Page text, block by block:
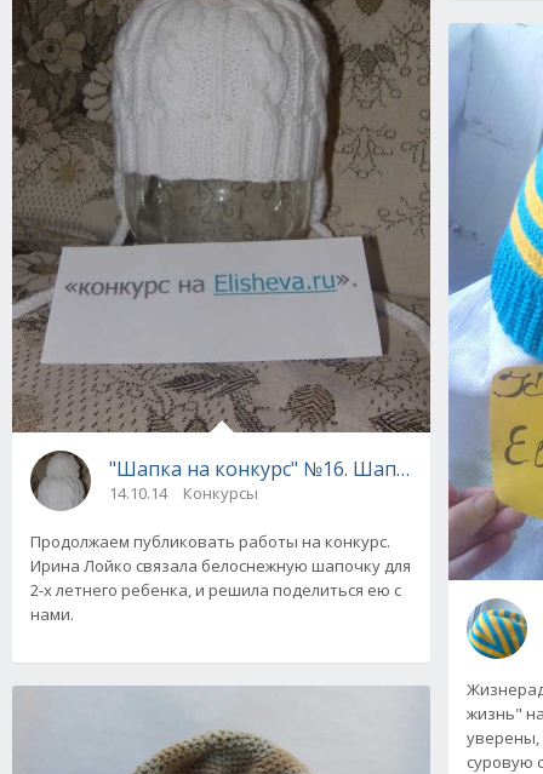
"Шапка на конкурс" №16. Шапка "Снежный
14.10.14 Конкурсы
Продолжаем публиковать работы на конкурс.
Ирина Лойко связала белоснежную шапочку для
2-х летнего ребенка, и решила поделиться ею с
нами.
жизнь"
уверены,
суровую